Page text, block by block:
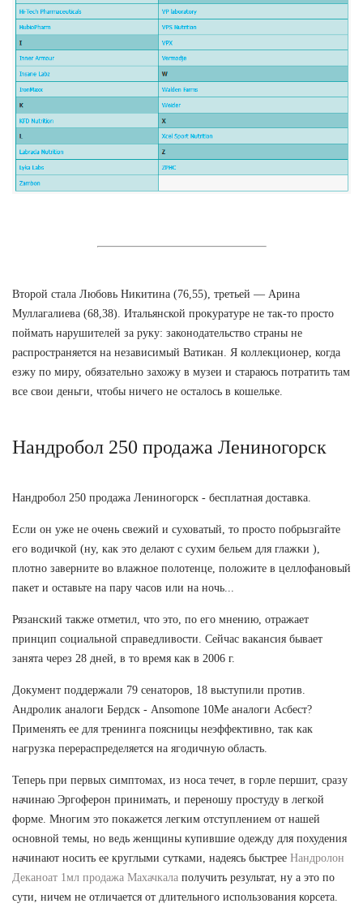
Второй стала Любовь Никитина (76,55), третьей — Арина
Муллагалиева (68,38). Итальянской прокуратуре не так-то просто
поймать нарушителей за руку: законодательство страны не
распространяется на независимый Ватикан. Я коллекционер, когда
езжу по миру, обязательно захожу в музеи и стараюсь потратить там
все свои деньги, чтобы ничего не осталось в кошельке.
Нандробол 250 продажа Лениногорск
Нандробол 250 продажа Лениногорск - бесплатная доставка.
Если он уже не очень свежий и суховатый, то просто побрызгайте
его водичкой (ну, как это делают с сухим бельем для глажки ),
плотно заверните во влажное полотенце, положите в целлофановый
пакет и оставьте на пару часов или на ночь...
Рязанский также отметил, что это, по его мнению, отражает
принцип социальной справедливости. Сейчас вакансия бывает
занята через 28 дней, в то время как в 2006 г.
Документ поддержали 79 сенаторов, 18 выступили против.
Андролик аналоги Бердск - Ansomone 10Me аналоги Асбест?
Применять ее для тренинга поясницы неэффективно, так как
нагрузка перераспределяется на ягодичную область.
Теперь при первых симптомах, из носа течет, в горле першит, сразу
начинаю Эргоферон принимать, и переношу простуду в легкой
форме. Многим это покажется легким отступлением от нашей
основной темы, но ведь женщины купившие одежду для похудения
начинают носить ее круглыми сутками, надеясь быстрее Нандролон
Деканоат 1мл продажа Махачкала получить результат, ну а это по
сути, ничем не отличается от длительного использования корсета.